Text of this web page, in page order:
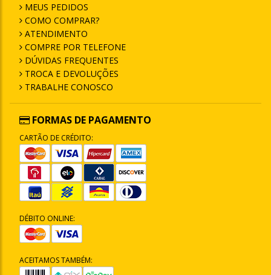
MEUS PEDIDOS
COMO COMPRAR?
ATENDIMENTO
COMPRE POR TELEFONE
DÚVIDAS FREQUENTES
TROCA E DEVOLUÇÕES
TRABALHE CONOSCO
FORMAS DE PAGAMENTO
CARTÃO DE CRÉDITO:
DÉBITO ONLINE:
ACEITAMOS TAMBÉM: